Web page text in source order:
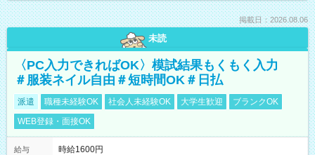
掲載日：2026.08.06
未読
〈PC入力できればOK〉模試結果もくもく入力
＃服装ネイル自由＃短時間OK＃日払
派遣 職種未経験OK 社会人未経験OK 大学生歓迎
ブランクOK
WEB登録・面接OK
給与 時給1600円